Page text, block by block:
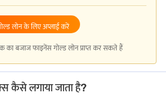
: सोने को अनिश्चित समय में एक सुरक्षित निवेश माना
है, तो लोग सोने में अधिक निवेश करते हैं, जिससे इसकी
आप बेहतर स्पष्टता के लिए भारत में गोल्ड रेट
के कारकों से प्रभावित होती हैं, इसलिए आपकी
लोन के लिए अप्लाई करें
बजाज फाइनेंस गोल्ड लोन प्राप्त कर सकते हैं
कैसे लगाया जाता है?